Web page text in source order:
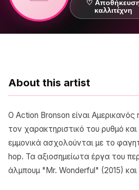
♡
καλλιτέχνη
About this artist
Ο Action Bronson είναι
τον χαρακτηριστικό του ρυθμό
εμμονικά ασχολούνται με το
hop. Τα αξιοσημείωτα έργα του
άλμπουμ "Mr. Wonderful" (2015)